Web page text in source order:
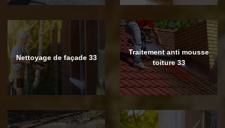
Nettoyage de façade 33
Traitement anti mousse
toiture 33